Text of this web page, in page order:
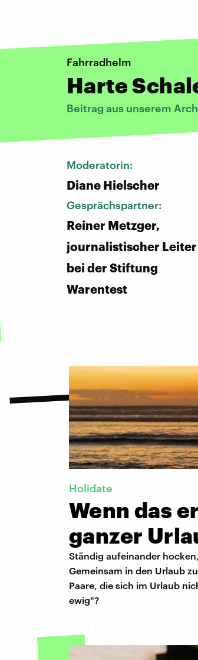
Fahrradhelm
Harte
Beitrag aus unserem
Moderatorin:
Diane Hielscher
Gesprächspartner:
Reiner Metzger,
journalistischer Leiter
bei der Stiftung
Warentest
Holidate
Wenn das
ganzer
Ständig aufeinander
Gemeinsam in den Urlaub
Paare, die sich im Urlaub
ewig"?